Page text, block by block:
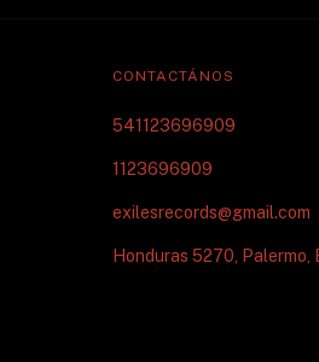
CONTACTÁNOS
541123696909
1123696909
exilesrecords@gmail.com
Honduras 5270, Palermo,